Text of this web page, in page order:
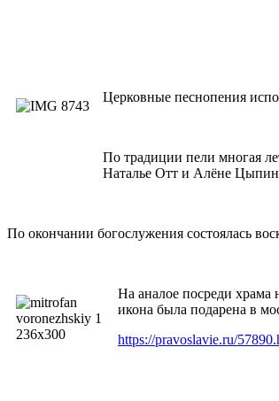
Церковные песнопения
По традиции пели многая
Наталье Отт и Алёне
По окончании богослужения состоялась
На аналое посреди храма
икона была подарена в
https://pravoslavie.ru/